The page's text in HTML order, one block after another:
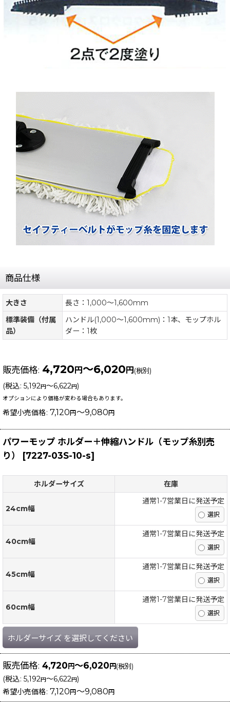
商品仕様
大きさ
長さ：1,000〜1,600mm
標準装備（付属
品）
ハンドル(1,000〜1,600mm)：1本、モップホル
ダー：1枚
販売価格: 4,720円～6,020円(税別)
(税込: 5,192円～6,622円)
オプションにより価格が変わる場合もあります。
希望小売価格: 7,120 円 ～9,080 円
パワーモップ ホルダー＋伸縮ハンドル（モップ糸別売
り）
[7227-03S-10-s]
ホルダーサイズ 在庫
24cm幅
通常1-7営業日に発送予定
40cm幅
通常1-7営業日に発送予定
45cm幅
通常1-7営業日に発送予定
60cm幅
通常1-7営業日に発送予定
ホルダーサイズ を選択してください
販売価格: 4,720円～6,020円(税別)
(税込: 5,192円～6,622円)
希望小売価格: 7,120 円 ～9,080 円